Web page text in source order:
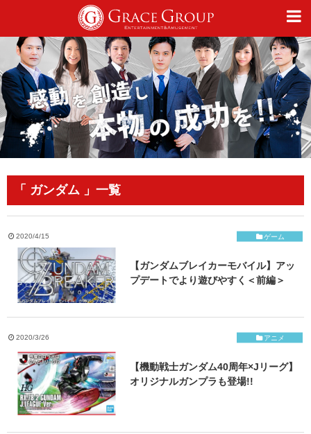
「 ガンダム 」一覧
2020/4/15 ゲーム
【ガンダムブレイカーモバイル】アッ
プデートでより遊びやすく＜前編＞
2020/3/26 アニメ
【機動戦士ガンダム40周年×Jリーグ】
オリジナルガンプラも登場!!
仕事
趣味
オフィシャルサイト